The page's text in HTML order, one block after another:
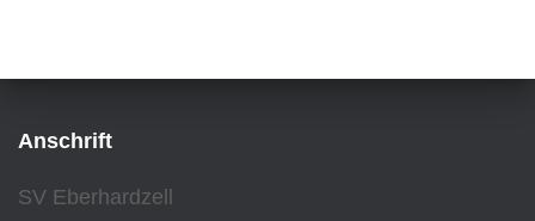
Anschrift
SV Eberhardzell